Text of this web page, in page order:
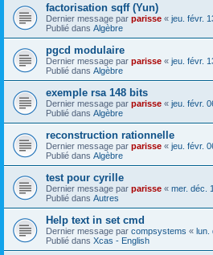
factorisation sqff (Yun)
Dernier message par parisse « jeu. févr.
Publié dans Algèbre
pgcd modulaire
Dernier message par parisse « jeu. févr.
Publié dans Algèbre
exemple rsa 148 bits
Dernier message par parisse « jeu. févr.
Publié dans Algèbre
reconstruction rationnelle
Dernier message par parisse « jeu. févr.
Publié dans Algèbre
test pour cyrille
Dernier message par parisse « mer. déc.
Publié dans Autres
Help text in set cmd
Dernier message par compsystems « lun.
Publié dans Xcas - English